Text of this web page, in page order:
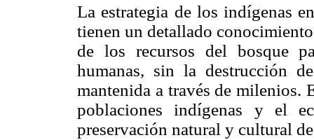
La estrategia de los indígenas
tienen un detallado
de los recursos del bosque
humanas, sin la destrucción
mantenida a través de milenios.
poblaciones indígenas y el
preservación natural y cultural